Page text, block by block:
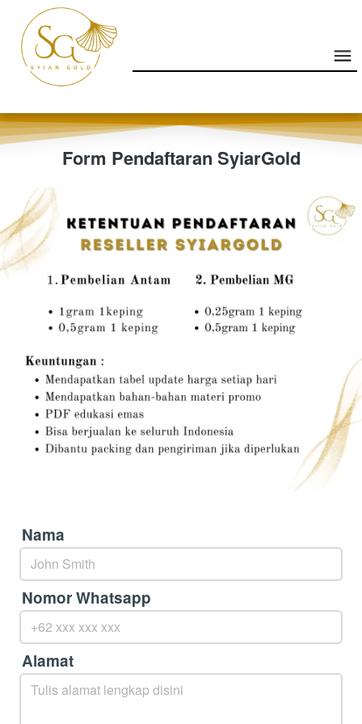
Form Pendaftaran SyiarGold
Nama
Nomor Whatsapp
Alamat